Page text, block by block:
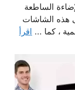
الساطعة
هذه الشاشات
، كما ... اقرأ